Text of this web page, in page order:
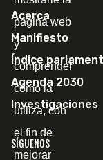
Acerca
Manifiesto
Índice
Agenda 2030
Investigaciones
SÍGUENOS
página web
y
comprender
cómo la
utiliza, con
el fin de
mejorar